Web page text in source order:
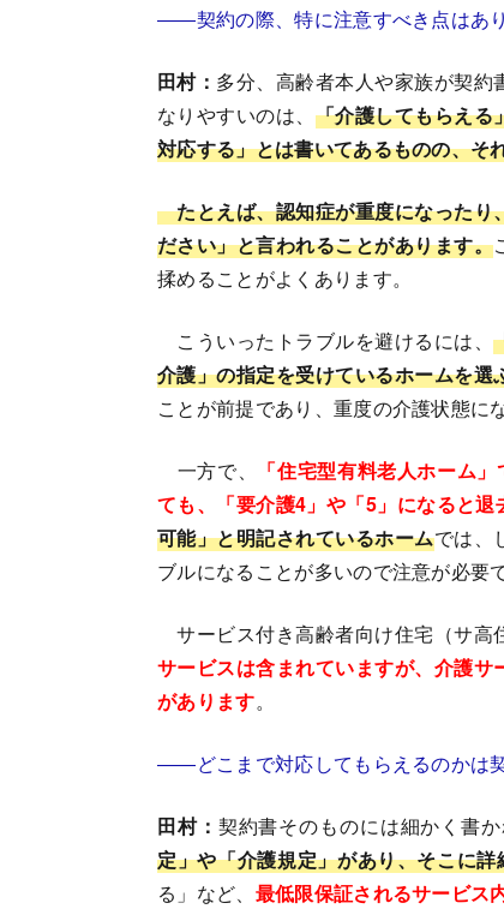
――契約の際、特に注意すべき点はあ
田村： 多分、高齢者本人や家族が契
なりやすいのは、 「介護してもらえる
対応する」とは書いてあるものの、そ
たとえば、認知症が重度になったり
ださい」と言われることがあります。
揉めることがよくあります。
こういったトラブルを避けるには、
介護」の指定を受けているホームを選
ことが前提であり、重度の介護状態に
一方で、
「住宅型有料老人ホーム
ても、「要介護4」や「5」になると
可能」と明記されているホームでは、
ブルになることが多いので注意が必要で
サービス付き高齢者向け住宅（サ高
サービスは含まれていますが、介護
があります。
――どこまで対応してもらえるのかは
田村： 契約書そのものには細かく書
定」や「介護規定」があり、そこに
る」など、 最低限保証されるサービス